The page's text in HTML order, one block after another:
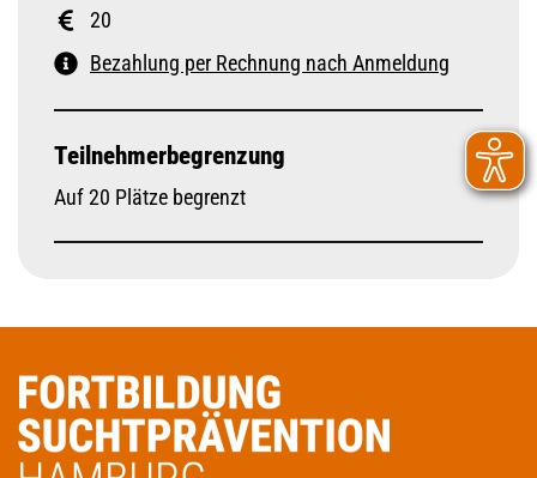
20
Bezahlung per Rechnung nach Anmeldung
Teilnehmerbegrenzung
Auf 20 Plätze begrenzt